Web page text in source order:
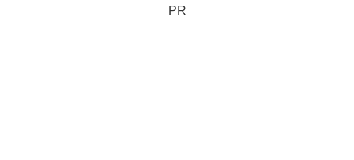
うねっノンアルコールビールで
PR